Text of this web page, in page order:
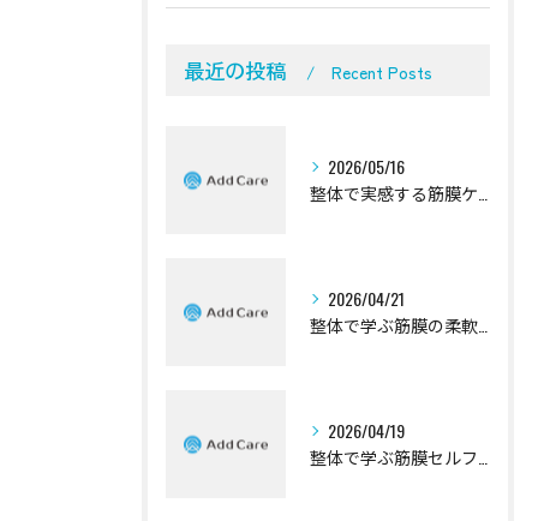
最近の投稿 Recent Posts
2026/05/16
2026/04/21
2026/04/19